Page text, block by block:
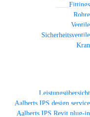
Fittings
Rohre
Ventile
Sicherheitsventile
Kran
Leistungsübersicht
Aalberts IPS design service
Aalberts IPS Revit plug-in